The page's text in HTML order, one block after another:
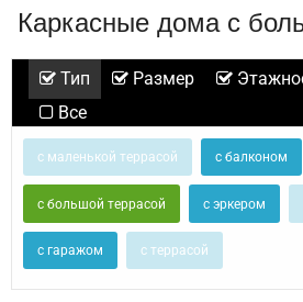
Каркасные дома с
Тип Размер
Все
с маленькой террасой с балконом
с большой террасой с эркером
с гаражом с террасой